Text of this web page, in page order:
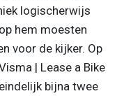
logischerwijs
hem moesten
voor de kijker. Op
| Lease a Bike
bijna twee